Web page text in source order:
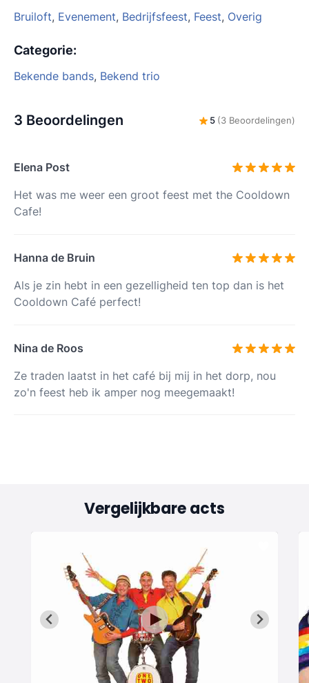
Bruiloft, Evenement, Bedrijfsfeest, Feest, Overig
Categorie:
Bekende bands, Bekend trio
3 Beoordelingen 5 (3 Beoordelingen)
Elena Post
Het was me weer een groot feest met the Cooldown
Cafe!
Hanna de Bruin
Als je zin hebt in een gezelligheid ten top dan is het
Cooldown Café perfect!
Nina de Roos
Ze traden laatst in het café bij mij in het dorp, nou
zo'n feest heb ik amper nog meegemaakt!
Vergelijkbare acts